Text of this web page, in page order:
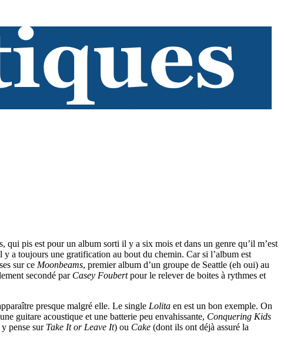
qui pis est pour un album sorti il y a six mois et dans un genre qu’il m’est
a toujours une gratification au bout du chemin. Car si l’album est
sur ce Moonbeams, premier album d’un groupe de Seattle (eh oui) au
secondé par Casey Foubertpour le relever de boites à rythmes et
presque malgré elle. Le single Lolita en est un bon exemple. On
guitare acoustique et une batterie peu envahissante, Conquering Kids
pense sur Take It or Leave It) ou Cake (dont ils ont déjà assuré la